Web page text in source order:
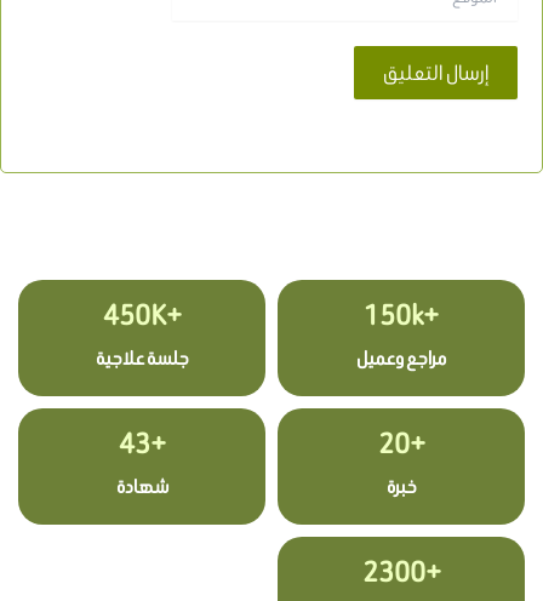
+150k
مراجع وعميل
+450K
جلسة علاجية
+20
خبرة
+43
شهادة
+2300